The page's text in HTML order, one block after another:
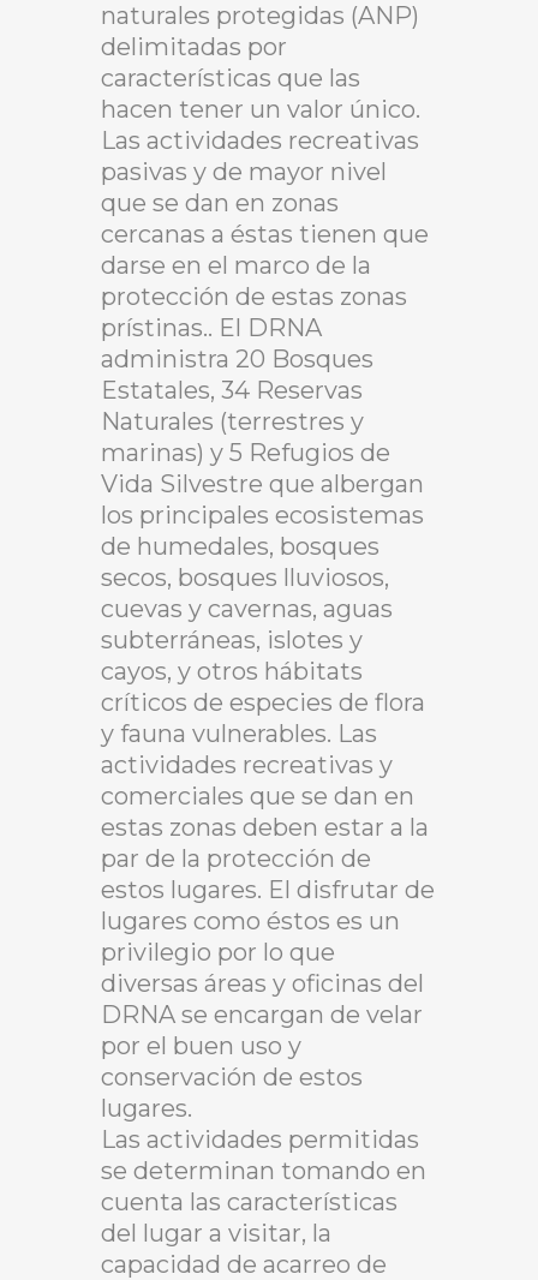
naturales protegidas (ANP)
delimitadas por
características que las
hacen tener un valor único.
Las actividades recreativas
pasivas y de mayor nivel
que se dan en zonas
cercanas a éstas tienen que
darse en el marco de la
protección de estas zonas
prístinas.. El DRNA
administra 20 Bosques
Estatales, 34 Reservas
Naturales (terrestres y
marinas) y 5 Refugios de
Vida Silvestre que albergan
los principales ecosistemas
de humedales, bosques
secos, bosques lluviosos,
cuevas y cavernas, aguas
subterráneas, islotes y
cayos, y otros hábitats
críticos de especies de flora
y fauna vulnerables. Las
actividades recreativas y
comerciales que se dan en
estas zonas deben estar a la
par de la protección de
estos lugares. El disfrutar de
lugares como éstos es un
privilegio por lo que
diversas áreas y oficinas del
DRNA se encargan de velar
por el buen uso y
conservación de estos
lugares.
Las actividades permitidas
se determinan tomando en
cuenta las características
del lugar a visitar, la
capacidad de acarreo de